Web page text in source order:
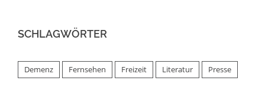
SCHLAGWÖRTER
Demenz Fernsehen Freizeit Literatur Presse